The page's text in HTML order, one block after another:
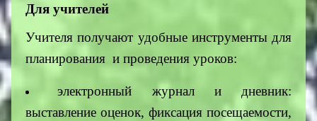
Для учителей
Учителя получают удобные инструменты для
планирования и проведения уроков:
электронный журнал и дневник:
выставление оценок, фиксация посещаемости,